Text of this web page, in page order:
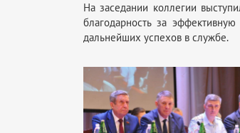
На заседании коллегии
благодарность за
дальнейших успехов в службе.